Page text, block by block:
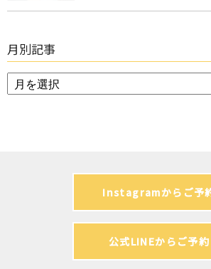
月別記事
Instagramからご予
公式LINEからご予約